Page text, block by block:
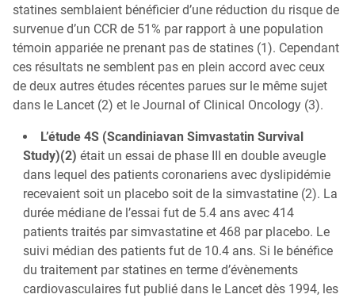
statines semblaient bénéficier d’une réduction du risque de
survenue d’un CCR de 51% par rapport à une population
témoin appariée ne prenant pas de statines (1). Cependant
ces résultats ne semblent pas en plein accord avec ceux
de deux autres études récentes parues sur le même sujet
dans le Lancet (2) et le Journal of Clinical Oncology (3).
L’étude 4S (Scandiniavan Simvastatin Survival
Study)(2) était un essai de phase III en double aveugle
dans lequel des patients coronariens avec dyslipidémie
recevaient soit un placebo soit de la simvastatine (2). La
durée médiane de l’essai fut de 5.4 ans avec 414
patients traités par simvastatine et 468 par placebo. Le
suivi médian des patients fut de 10.4 ans. Si le bénéfice
du traitement par statines en terme d’évènements
cardiovasculaires fut publié dans le Lancet dès 1994, les
My MICI Book
Qu’est-ce que la coloscopie ?